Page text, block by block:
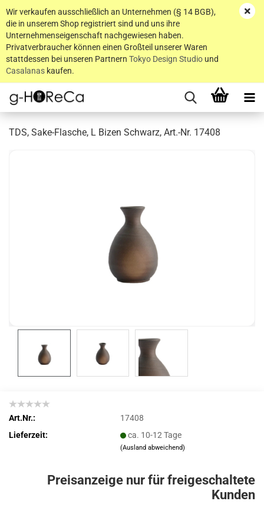
Wir verkaufen ausschließlich an Unternehmen (§ 14 BGB),
die in unserem Shop registriert sind und uns ihre
Unternehmenseigenschaft nachgewiesen haben.
Privatverbraucher können einen Großteil unserer Waren
stattdessen bei unseren Partnern Tokyo Design Studio und
Casalanas kaufen.
TDS, Sake-Flasche, L Bizen Schwarz, Art.-Nr. 17408
Art.Nr.:
17408
Lieferzeit:
ca. 10-12 Tage
(Ausland abweichend)
Preisanzeige nur für freigeschaltete
Kunden